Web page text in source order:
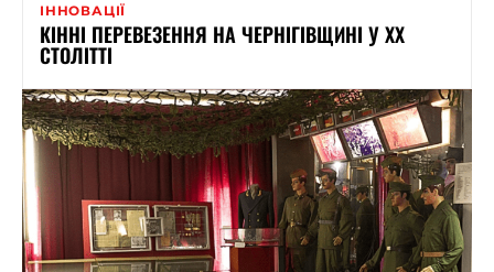
ІННОВАЦІЇ
КІННІ ПЕРЕВЕЗЕННЯ НА ЧЕРНІГІВЩИНІ У XX
СТОЛІТТІ